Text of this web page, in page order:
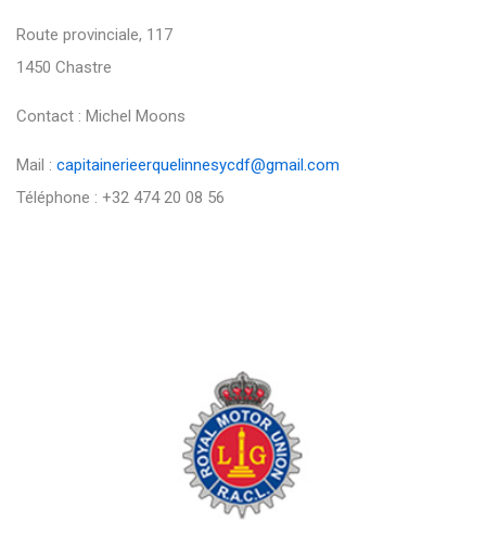
Route provinciale, 117
1450 Chastre
Contact : Michel Moons
Mail : capitainerieerquelinnesycdf@gmail.com
Téléphone : +32 474 20 08 56